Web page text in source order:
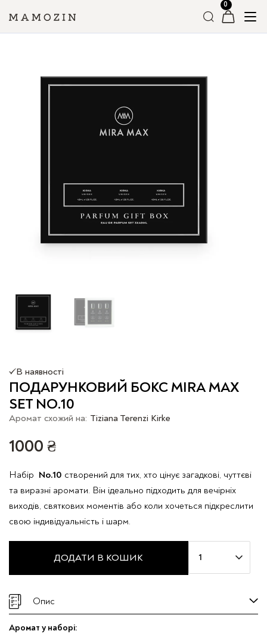
Головна » Магазин
В наявності
ПОДАРУНКОВИЙ БОКС MIRA MAX
SET NO.10
Аромат схожий на: Tiziana Terenzi Kirke
1000 ₴
Набір No.10 створений для тих, хто цінує загадкові, чуттєві
та виразні аромати. Він ідеально підходить для вечірніх
виходів, святкових моментів або коли хочеться підкреслити
свою індивідуальність і шарм.
ДОДАТИ В КОШИК
Опис
Аромат у наборі: